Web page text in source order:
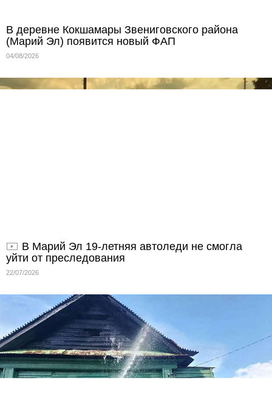
В деревне Кокшамары Звениговского района
(Марий Эл) появится новый ФАП
04/08/2026
В Марий Эл 19-летняя автоледи не смогла
уйти от преследования
22/07/2026